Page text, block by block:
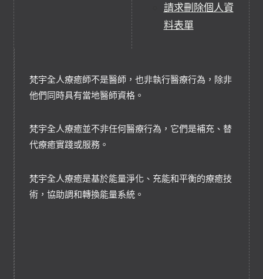
請求刪除個人資
料表單
梵宇全人療癒師不是醫師，也非執行醫療行為，除非
他們同時具有當地醫師資格。
梵宇全人療癒並不非任何醫療行為，它們是補充、替
代療癒實踐或服務。
梵宇全人療癒是基於能量淨化、充能和平衡的療癒技
術，協助調和轉換能量系統。